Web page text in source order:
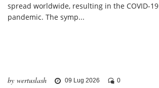
spread worldwide, resulting in the COVID-19
pandemic. The symp...
by wertuslash 09 Lug 2026 0